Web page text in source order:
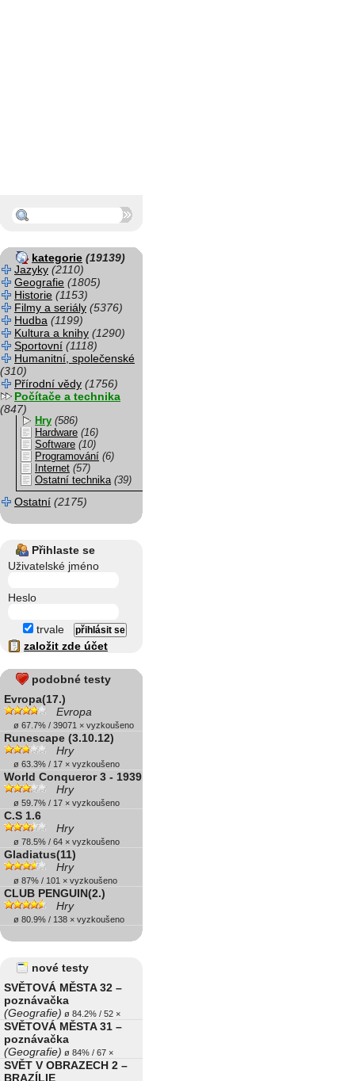
kategorie (19139)
Jazyky (2110)
Geografie (1805)
Historie (1153)
Filmy a seriály (5376)
Hudba (1199)
Kultura a knihy (1290)
Sportovní (1118)
Humanitní, společenské
(310)
Přírodní vědy (1756)
Počítače a technika
(847)
Hry (586)
Hardware (16)
Software (10)
Programování (6)
Internet (57)
Ostatní technika (39)
Ostatní (2175)
Přihlaste se
Uživatelské jméno
Heslo
trvale
založit zde účet
podobné testy
Evropa(17.)
Evropa
ø 67.7% / 39071 × vyzkoušeno
Runescape (3.10.12)
Hry
ø 63.3% / 17 × vyzkoušeno
World Conqueror 3 - 1939
Hry
ø 59.7% / 17 × vyzkoušeno
C.S 1.6
Hry
ø 78.5% / 64 × vyzkoušeno
Gladiatus(11)
Hry
ø 87% / 101 × vyzkoušeno
CLUB PENGUIN(2.)
Hry
ø 80.9% / 138 × vyzkoušeno
nové testy
SVĚTOVÁ MĚSTA 32 –
poznávačka
(Geografie) ø 84.2% / 52 ×
SVĚTOVÁ MĚSTA 31 –
poznávačka
(Geografie) ø 84% / 67 ×
SVĚT V OBRAZECH 2 –
BRAZÍLIE